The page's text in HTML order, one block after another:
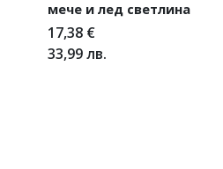
мече и лед светлина
17,38 €
33,99лв.